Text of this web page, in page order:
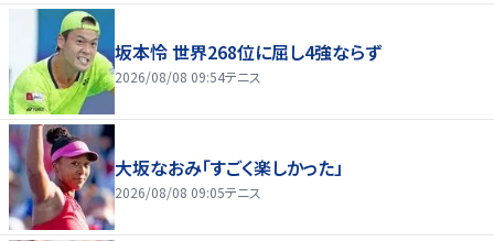
坂本怜 世界268位に屈し4強ならず
2026/08/08 09:54テニス
大坂なおみ「すごく楽しかった」
2026/08/08 09:05テニス